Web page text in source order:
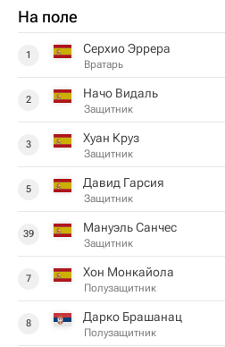
На поле
1 Серхио Эррера
Вратарь
2 Начо Видаль
Защитник
3 Хуан Круз
Защитник
5 Давид Гарсия
Защитник
39 Мануэль Санчес
Защитник
7 Хон Монкайола
Полузащитник
8 Дарко Брашанац
Полузащитник